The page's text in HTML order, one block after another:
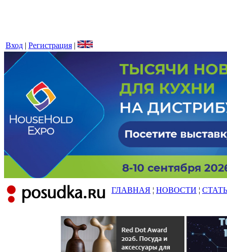
Вход | Регистрация |
ГЛАВНАЯ ¦ НОВОСТИ ¦